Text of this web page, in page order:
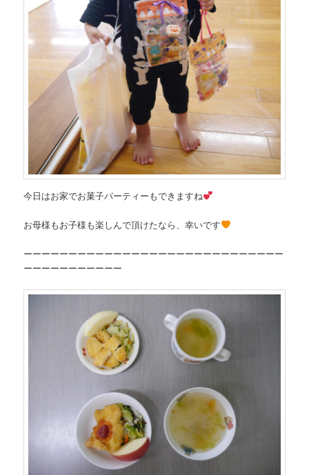
今日はお家でお菓子パーティーもできますね
お母様もお子様も楽しんで頂けたなら、幸いです
ーーーーーーーーーーーーーーーーーーーーーーーーーーーーー
ーーーーーーーーーーー